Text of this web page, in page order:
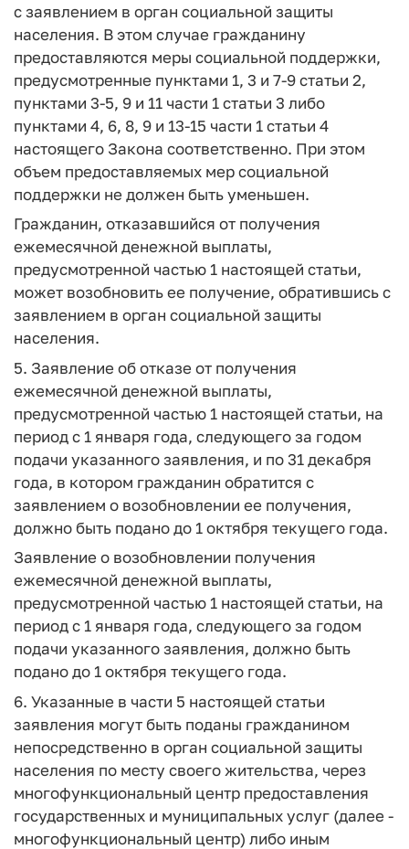
с заявлением в орган социальной защиты
населения. В этом случае гражданину
предоставляются меры социальной поддержки,
предусмотренные пунктами 1, 3 и 7-9 статьи 2,
пунктами 3-5, 9 и 11 части 1 статьи 3 либо
пунктами 4, 6, 8, 9 и 13-15 части 1 статьи 4
настоящего Закона соответственно. При этом
объем предоставляемых мер социальной
поддержки не должен быть уменьшен.
Гражданин, отказавшийся от получения
ежемесячной денежной выплаты,
предусмотренной частью 1 настоящей статьи,
может возобновить ее получение, обратившись с
заявлением в орган социальной защиты
населения.
5. Заявление об отказе от получения
ежемесячной денежной выплаты,
предусмотренной частью 1 настоящей статьи, на
период с 1 января года, следующего за годом
подачи указанного заявления, и по 31 декабря
года, в котором гражданин обратится с
заявлением о возобновлении ее получения,
должно быть подано до 1 октября текущего года.
Заявление о возобновлении получения
ежемесячной денежной выплаты,
предусмотренной частью 1 настоящей статьи, на
период с 1 января года, следующего за годом
подачи указанного заявления, должно быть
подано до 1 октября текущего года.
6. Указанные в части 5 настоящей статьи
заявления могут быть поданы гражданином
непосредственно в орган социальной защиты
населения по месту своего жительства, через
многофункциональный центр предоставления
государственных и муниципальных услуг (далее -
многофункциональный центр) либо иным